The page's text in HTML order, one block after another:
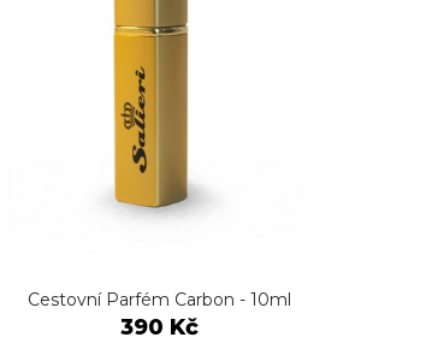
Cestovní Parfém Carbon - 10ml
390 Kč